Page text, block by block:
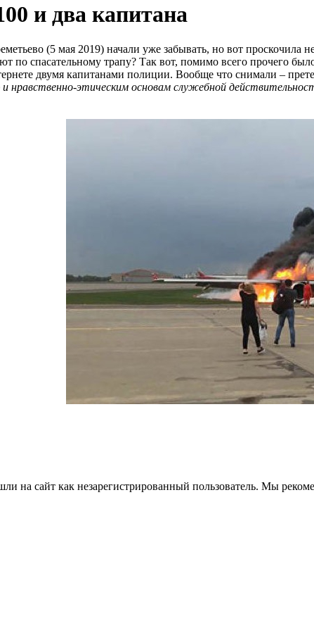
и два капитана
(5 мая 2019) начали уже забывать, но вот
по спасательному трапу? Так вот, помимо всего прочего
двумя капитанами полиции. Вообще что снимали –
нравственно-этическим основам служебной
на сайт как незарегистрированный пользователь. Мы